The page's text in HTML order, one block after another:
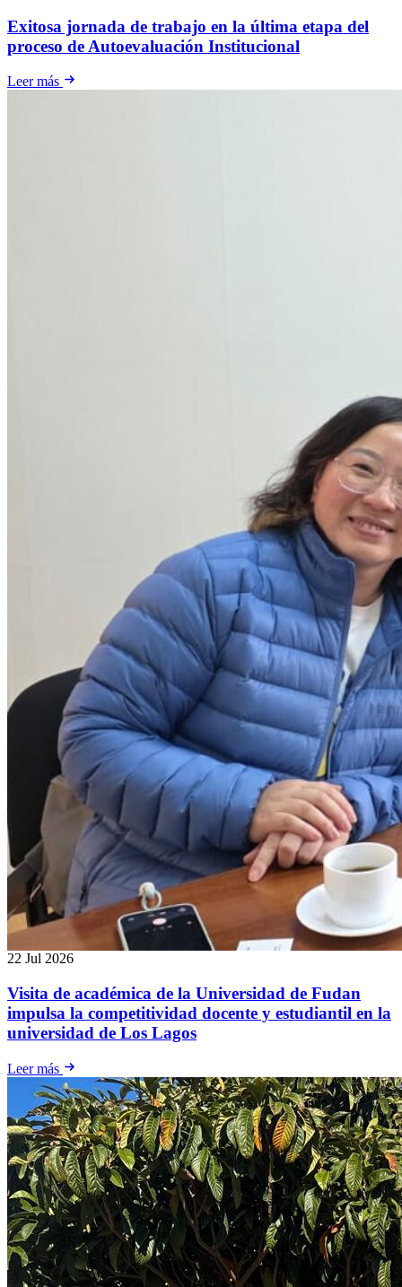
Exitosa jornada de trabajo en la última etapa del
proceso de Autoevaluación Institucional
Leer más
22 Jul 2026
Visita de académica de la Universidad de Fudan
impulsa la competitividad docente y estudiantil en la
universidad de Los Lagos
Leer más